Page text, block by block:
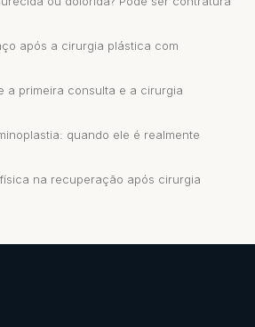
após a cirurgia plástica com
a primeira consulta e a cirurgia
quando ele é realmente
na recuperação após cirurgia